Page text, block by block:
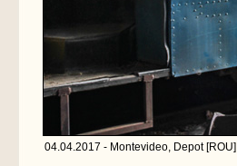
04.04.2017 - Montevideo, Depot [ROU]